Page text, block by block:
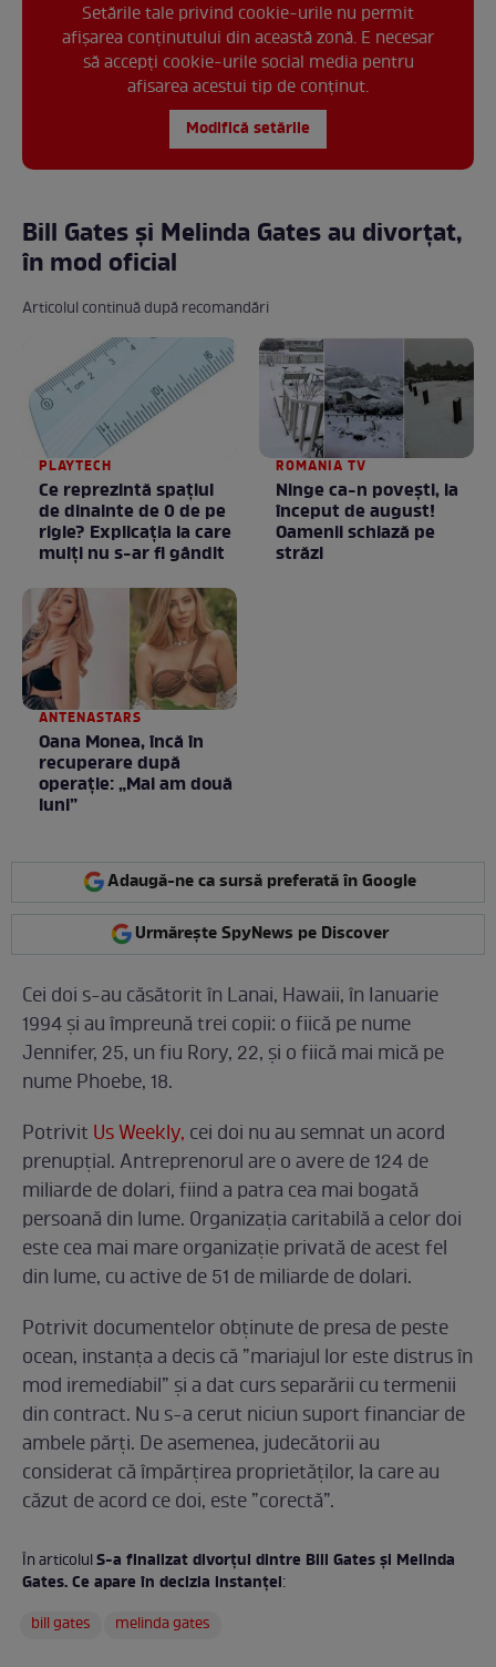
Setările tale privind cookie-urile nu permit
afișarea conținutului din această zonă. E necesar
să accepți cookie-urile social media pentru
afisarea acestui tip de conținut.
Modifică setările
Bill Gates și Melinda Gates au divorțat,
în mod oficial
Articolul continuă după recomandări
PLAYTECH
Ce reprezintă spaţiul
de dinainte de 0 de pe
rigle? Explicaţia la care
mulţi nu s-ar fi gândit
ROMANIA TV
Ninge ca-n povești, la
început de august!
Oamenii schiază pe
străzi
ANTENASTARS
Oana Monea, încă în
recuperare după
operație: „Mai am două
luni”
Adaugă-ne ca sursă preferată în Google
Urmărește SpyNews pe Discover
Cei doi s-au căsătorit în Lanai, Hawaii, în Ianuarie
1994 și au împreună trei copii: o fiică pe nume
Jennifer, 25, un fiu Rory, 22, și o fiică mai mică pe
nume Phoebe, 18.
Potrivit Us Weekly, cei doi nu au semnat un acord
prenupțial. Antreprenorul are o avere de 124 de
miliarde de dolari, fiind a patra cea mai bogată
persoană din lume. Organizația caritabilă a celor doi
este cea mai mare organizație privată de acest fel
din lume, cu active de 51 de miliarde de dolari.
Potrivit documentelor obținute de presa de peste
ocean, instanța a decis că ”mariajul lor este distrus în
mod iremediabil” și a dat curs separării cu termenii
din contract. Nu s-a cerut niciun suport financiar de
ambele părți. De asemenea, judecătorii au
considerat că împărțirea proprietăților, la care au
căzut de acord ce doi, este ”corectă”.
În articolulS-a finalizat divorțul dintre Bill Gates și Melinda
Gates. Ce apare în decizia instanței:
bill gates
melinda gates